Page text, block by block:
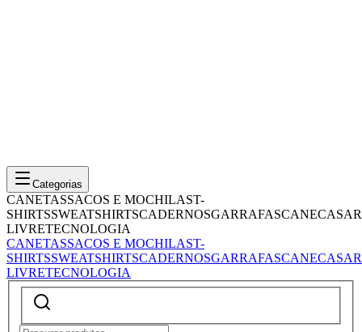
Categorias
CANETASSACOS E MOCHILAST-
SHIRTSSWEATSHIRTSCADERNOSGARRAFASCANECASAR
LIVRETECNOLOGIA
CANETASSACOS E MOCHILAST-
SHIRTSSWEATSHIRTSCADERNOSGARRAFASCANECASAR
LIVRETECNOLOGIA